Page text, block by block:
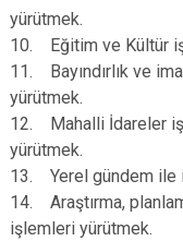
yürütmek.
10. Eğitim ve Kültür
11. Bayındırlık ve
yürütmek.
12. Mahalli İdareler
yürütmek.
13. Yerel gündem ile
14. Araştırma,
işlemleri yürütmek.